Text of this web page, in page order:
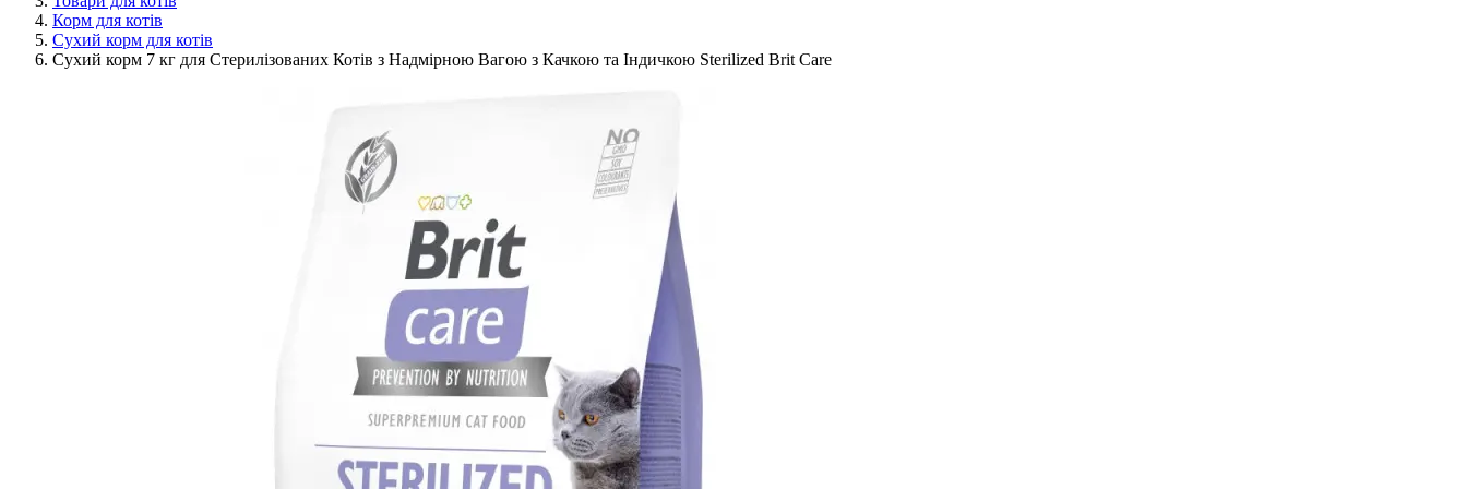
Корм для котів
Сухий корм для котів
Сухий корм 7 кг для Стерилізованих Котів з Надмірною Вагою з Качкою та Індичкою Sterilized Brit Care